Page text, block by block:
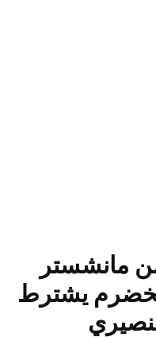
مانشستر
يشترط